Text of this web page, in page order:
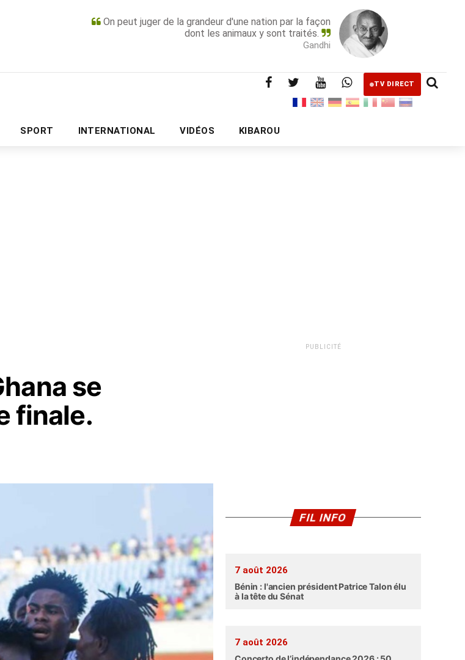
On peut juger de la grandeur d'une nation par la façon
dont les animaux y sont traités.
Gandhi
TV DIRECT
SPORT INTERNATIONAL VIDÉOS KIBAROU
PUBLICITÉ
se
finale.
PUBLICITÉ
FIL INFO
7 août 2026
Bénin : l'ancien président Patrice Talon élu
à la tête du Sénat
7 août 2026